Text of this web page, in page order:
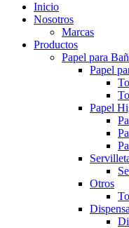
Inicio
Nosotros
Marcas
Productos
Papel para
Papel
Papel
Otros